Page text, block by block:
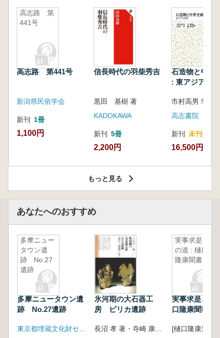
高志路 第
441号
高志路 第441号
新潟県民俗学会
新刊 1冊
1,100円
信長時代の羽柴秀吉
黒田 基樹 著
KADOKAWA
新刊 5冊
2,200円
石造物と中世
: 東アジアと
高志書院
新刊 未刊
16,500円
もっと見る
あなたへのおすすめ
多摩ニュー
タウン遺
跡 No.27
遺跡
多摩ニュータウン遺
跡 No.27遺跡
氷河期の大石器工
房 ピリカ遺跡
実事求是こ
の道 : 樋口
隆康聞書
実事求是この
口隆康聞書